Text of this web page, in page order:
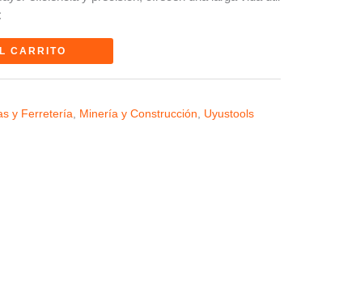
CARRITO
y Ferretería Minería y Construcción Uyustools